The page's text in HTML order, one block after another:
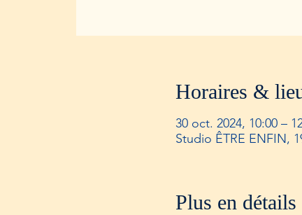
Horaires &
30 oct. 2024, 10:00 –
Studio ÊTRE ENFIN,
Plus en détails